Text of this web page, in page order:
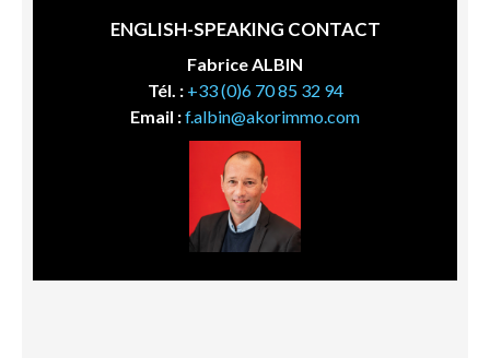
ENGLISH-SPEAKING CONTACT
Fabrice ALBIN
Tél. : +33 (0)6 70 85 32 94
Email :f.albin@akorimmo.com